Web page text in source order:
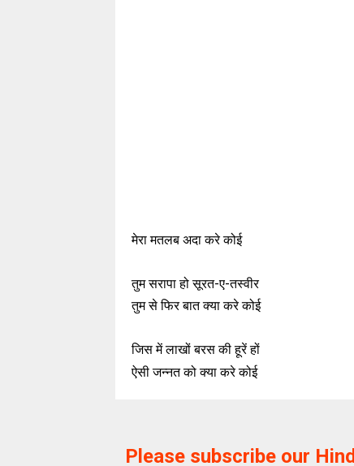
मेरा मतलब अदा करे कोई
तुम सरापा हो सूरत-ए-तस्वीर
तुम से फिर बात क्या करे कोई
जिस में लाखों बरस की हूरें हों
ऐसी जन्नत को क्या करे कोई
Please subscribe our